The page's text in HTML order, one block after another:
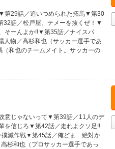
29話／追いつめられた拓馬▼第30
話／松戸屋、テメーを抜くぜ！▼
そーんよか!!▼第35話／ナイスパ
物／高杉和也（サッカー選手であ
和也のチームメイト。サッカーの
意じゃないって▼第39話／11人のデ
を信じろ▼第42話／走れよクソ足!!
撲滅作戦▼第45話／俺どま 絶対か
杉和也（プロサッカー選手であっ